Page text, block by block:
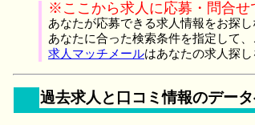
※ここから求人に応募・問合せ
あなたが応募できる求人情報をお探
あなたに合った検索条件を指定して
求人マッチメールはあなたの求人探し
過去求人と口コミ情報のデー